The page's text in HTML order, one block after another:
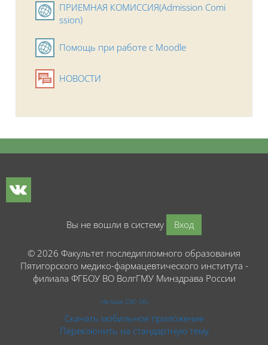
ПРИЕМНАЯ КОМИССИЯ(Admission Comi
ssion)Гиперссылка
Помощь при работе с MoodleГиперссылка
НОВОСТИ
Вы не вошли в систему Вход
© 2026 Факультет последипломного образования
Пятигорского медико-фармацевтического института -
филиала ФГБОУ ВО ВолгГМУ Минздрава России
На базе СЭО 3KL
Скачать мобильное приложение
Переключить на стандартную тему